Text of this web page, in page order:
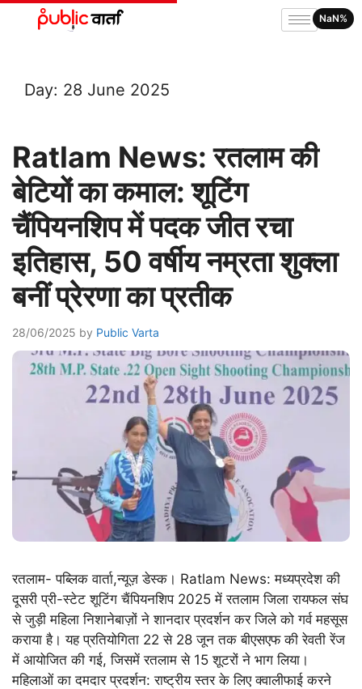
Day: 28 June 2025
Ratlam News: रतलाम की
बेटियों का कमाल: शूटिंग
चैंपियनशिप में पदक जीत रचा
इतिहास, 50 वर्षीय नम्रता शुक्ला
बनीं प्रेरणा का प्रतीक
28/06/2025 by Public Varta
रतलाम- पब्लिक वार्ता,न्यूज़ डेस्क। Ratlam News: मध्यप्रदेश की
दूसरी प्री-स्टेट शूटिंग चैंपियनशिप 2025 में रतलाम जिला रायफल संघ
से जुड़ी महिला निशानेबाज़ों ने शानदार प्रदर्शन कर जिले को गर्व महसूस
कराया है। यह प्रतियोगिता 22 से 28 जून तक बीएसएफ की रेवती रेंज
में आयोजित की गई, जिसमें रतलाम से 15 शूटरों ने भाग लिया।
महिलाओं का दमदार प्रदर्शन: राष्ट्रीय स्तर के लिए क्वालीफाई करने
NaN%